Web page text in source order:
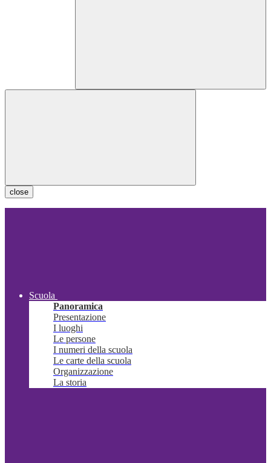
close
Scuola
Panoramica
Presentazione
I luoghi
Le persone
I numeri della scuola
Le carte della scuola
Organizzazione
La storia